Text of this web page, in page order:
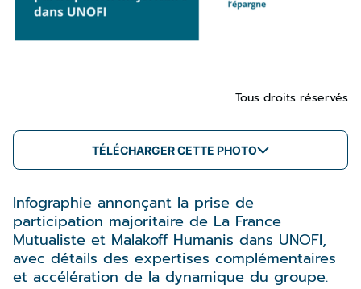
Tous droits réservés
TÉLÉCHARGER CETTE PHOTO
Infographie annonçant la prise de
participation majoritaire de La France
Mutualiste et Malakoff Humanis dans UNOFI,
avec détails des expertises complémentaires
et accélération de la dynamique du groupe.